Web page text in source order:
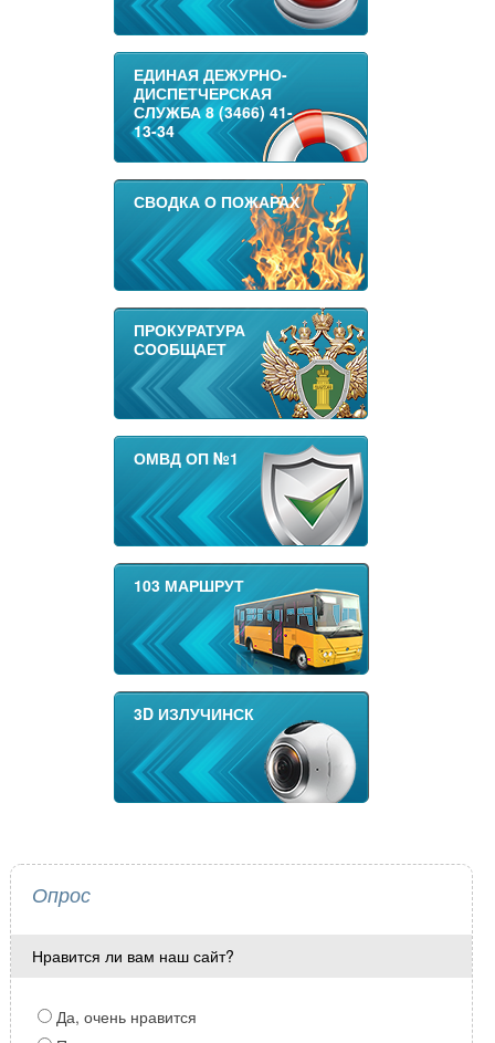
ЕДИНАЯ ДЕЖУРНО-
ДИСПЕТЧЕРСКАЯ
СЛУЖБА 8 (3466) 41-
13-34
СВОДКА О ПОЖАРАХ
ПРОКУРАТУРА
СООБЩАЕТ
ОМВД ОП №1
103 МАРШРУТ
3D ИЗЛУЧИНСК
Опрос
Нравится ли вам наш сайт?
Да, очень нравится